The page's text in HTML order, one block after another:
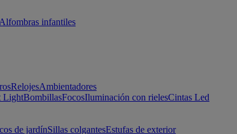
Alfombras infantiles
RelojesAmbientadores
LightBombillasFocosIluminación con rielesCintas Led
de jardínSillas colgantesEstufas de exterior